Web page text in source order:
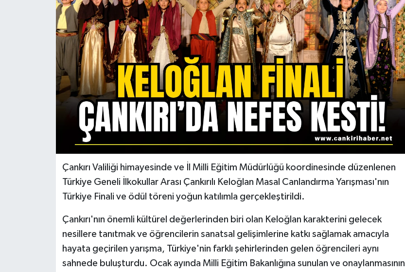
Çankırı Valiliği himayesinde ve İl Milli Eğitim Müdürlüğü koordinesinde düzenlenen
Türkiye Geneli İlkokullar Arası Çankırılı Keloğlan Masal Canlandırma Yarışması'nın
Türkiye Finali ve ödül töreni yoğun katılımla gerçekleştirildi.
Çankırı'nın önemli kültürel değerlerinden biri olan Keloğlan karakterini gelecek
nesillere tanıtmak ve öğrencilerin sanatsal gelişimlerine katkı sağlamak amacıyla
hayata geçirilen yarışma, Türkiye'nin farklı şehirlerinden gelen öğrencileri aynı
sahnede buluşturdu. Ocak ayında Milli Eğitim Bakanlığına sunulan ve onaylanmasının
KÜLTÜR SANAT
MAGAZİN
SİYASET
VİZYONDAKİLER